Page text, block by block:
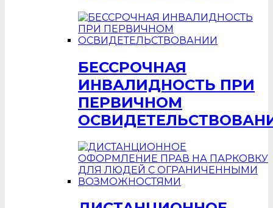
БЕССРОЧНАЯ
ИНВАЛИДНОСТЬ ПРИ
ПЕРВИЧНОМ